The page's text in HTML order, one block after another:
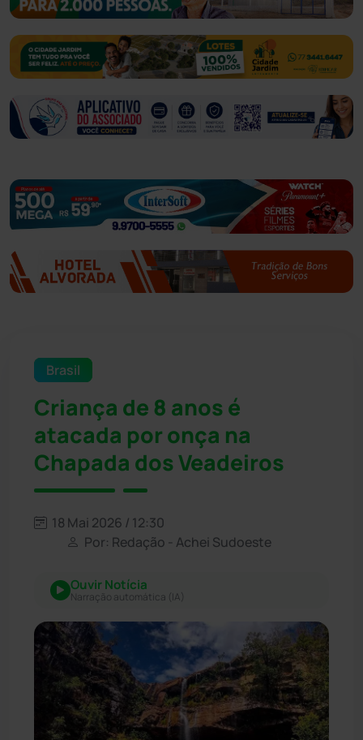
Brasil
Criança de 8 anos é
atacada por onça na
Chapada dos Veadeiros
18 Mai 2026 / 12:30
Por: Redação - Achei Sudoeste
Ouvir Notícia
Narração automática (IA)